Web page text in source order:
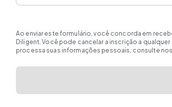
Ao enviar este formulário, você concorda em
Diligent. Você pode cancelar a inscrição a
processa suas informações pessoais, consulte